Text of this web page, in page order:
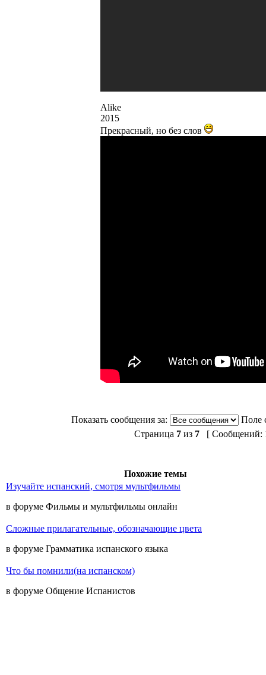
Alike
2015
Прекрасный, но без слов
Показать сообщения за:
Поле
Страница 7 из 7 [ Сообщений:
Похожие темы
Изучайте испанский, смотря мультфильмы
в форуме Фильмы и мультфильмы онлайн
Сложные прилагательные, обозначающие цвета
в форуме Грамматика испанского языка
Что бы помнили(на испанском)
в форуме Общение Испанистов